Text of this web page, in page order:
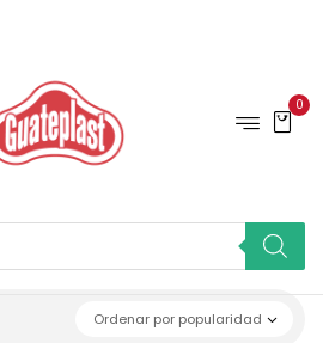
0
Ordenar por popularidad